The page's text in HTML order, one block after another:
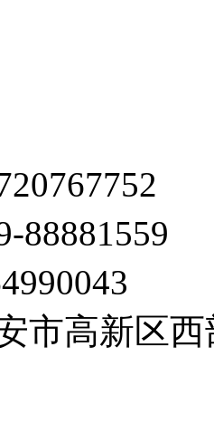
88881559
市高新区西